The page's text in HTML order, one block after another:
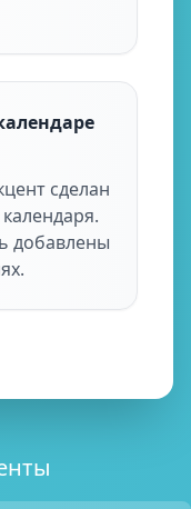
сделан
добавлены